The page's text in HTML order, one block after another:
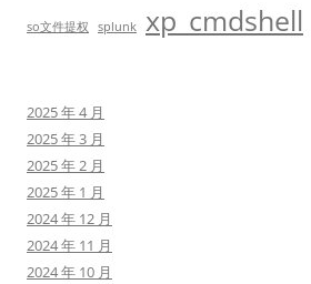
so文件提权 splunk xp_cmdshell
2025 年 4 月
2025 年 3 月
2025 年 2 月
2025 年 1 月
2024 年 12 月
2024 年 11 月
2024 年 10 月